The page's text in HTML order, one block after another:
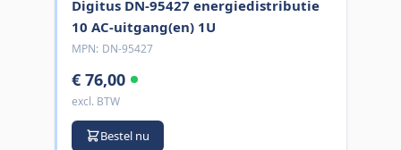
Digitus DN-95427 energiedistributie
10 AC-uitgang(en) 1U
MPN: DN-95427
€ 76,00
excl. BTW
Bestel nu